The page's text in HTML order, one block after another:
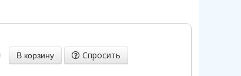
Спросить